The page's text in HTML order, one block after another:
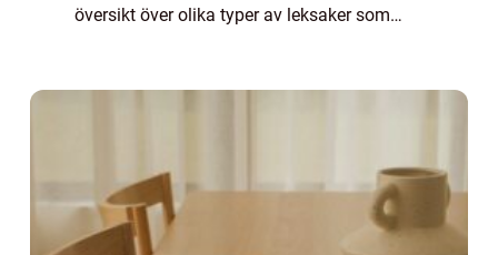
översikt över olika typer av leksaker som